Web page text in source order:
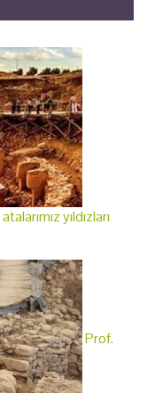
yıldızları
Prof.